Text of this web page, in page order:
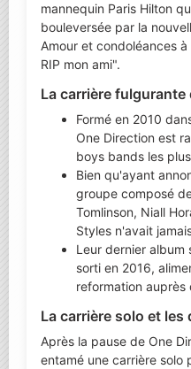
mannequin Paris Hilton
bouleversée par la
Amour et condoléances
RIP mon ami".
La carrière fulgurante
Formé en 2010
One Direction est
boys bands les
Bien qu'ayant
groupe composé
Tomlinson, Niall
Styles n'avait
Leur dernier album
sorti en 2016,
reformation auprès
La carrière solo et les
Après la pause de One
entamé une carrière solo